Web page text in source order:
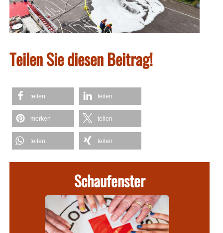
Teilen Sie diesen Beitrag!
teilen teilen
merken teilen
teilen teilen
Schaufenster